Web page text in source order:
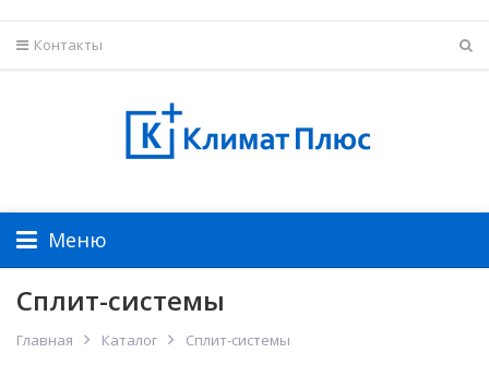
Контакты
Меню
Сплит-системы
Главная Каталог Сплит-системы